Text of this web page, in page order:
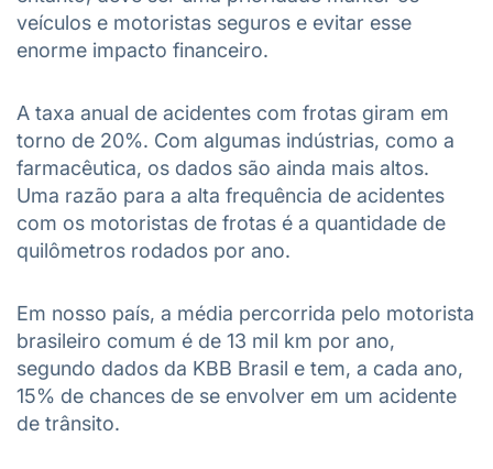
veículos e motoristas seguros e evitar esse
enorme impacto financeiro.
A taxa anual de acidentes com frotas giram em
torno de 20%. Com algumas indústrias, como a
farmacêutica, os dados são ainda mais altos.
Uma razão para a alta frequência de acidentes
com os motoristas de frotas é a quantidade de
quilômetros rodados por ano.
Em nosso país, a média percorrida pelo motorista
brasileiro comum é de 13 mil km por ano,
segundo dados da KBB Brasil e tem, a cada ano,
15% de chances de se envolver em um acidente
de trânsito.